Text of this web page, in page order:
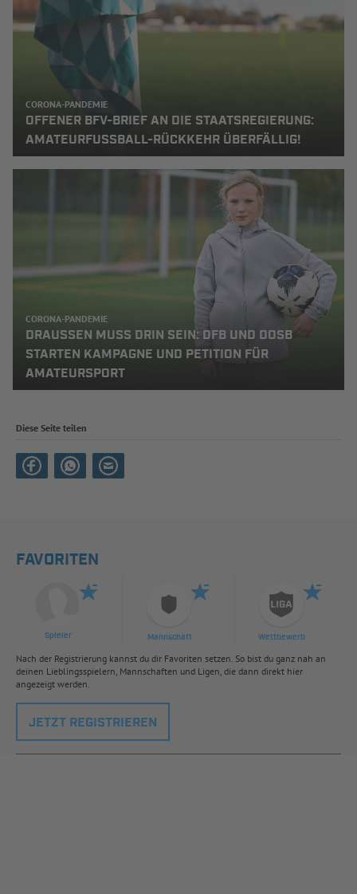
CORONA-PANDEMIE
OFFENER BFV-BRIEF AN DIE STAATSREGIERUNG:
AMATEURFUSSBALL-RÜCKKEHR ÜBERFÄLLIG!
CORONA-PANDEMIE
DRAUSSEN MUSS DRIN SEIN: DFB UND DOSB S
TARTEN KAMPAGNE UND PETITION FÜR A
MATEURSPORT
Diese Seite teilen
FAVORITEN
Spieler Mannschaft Wettbewerb
Nach der Registrierung kannst du dir Favoriten setzen. So bist du ganz nah an
deinen Lieblingsspielern, Mannschaften und Ligen, die dann direkt hier
angezeigt werden.
JETZT REGISTRIEREN